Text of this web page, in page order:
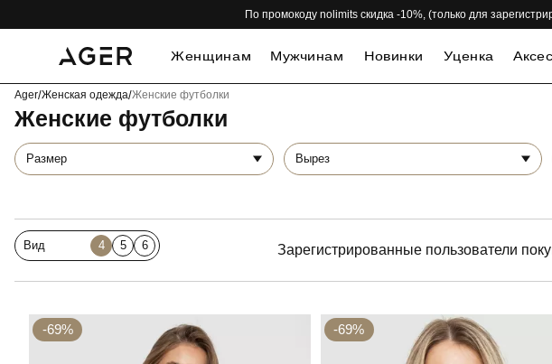
По промокоду nolimits скидка -10%, (только для
Женщинам Мужчинам Новинки Уценка
Ager/Женская одежда/Женские футболки
Женские футболки
Размер Вырез
Вид 4 5 6 Зарегистрированные пользователи
-69% -69%